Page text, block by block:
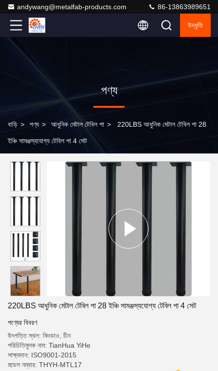
andywang@metalfab-products.com 86-13863989651
উদ্ধৃতি
পণ্য
বাড়ি > পণ্য > আধুনিক মেটাল টেবিল পা > 220LBS আধুনিক মেটাল টেবিল পা 28
ইঞ্চি সামঞ্জস্যযোগ্য টেবিল পা 4 সেট
220LBS আধুনিক মেটাল টেবিল পা 28 ইঞ্চি সামঞ্জস্যযোগ্য টেবিল পা 4 সেট
পণ্যের বিবরণ
উৎপত্তি স্থল: কিংডাও, চীন
পরিচিতিমুলক নাম: TianHua YiHe
সাক্ষ্যদান: ISO9001-2015
মডেল নম্বার: THYH-MTL17